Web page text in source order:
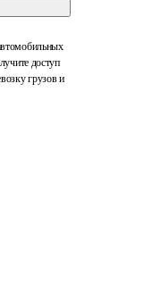
доступ
грузов и